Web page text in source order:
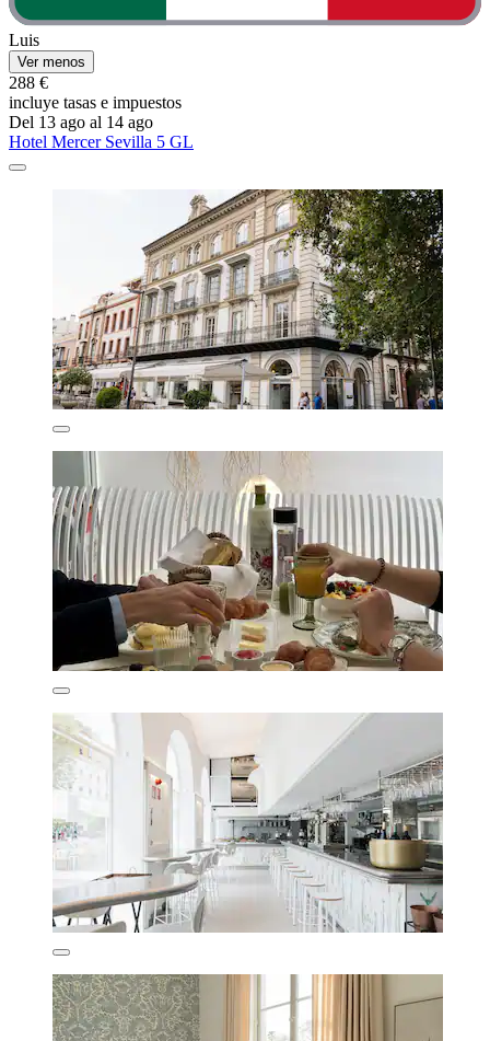
Luis
Ver menos
288 €
incluye tasas e impuestos
Del 13 ago al 14 ago
Hotel Mercer Sevilla 5 GL